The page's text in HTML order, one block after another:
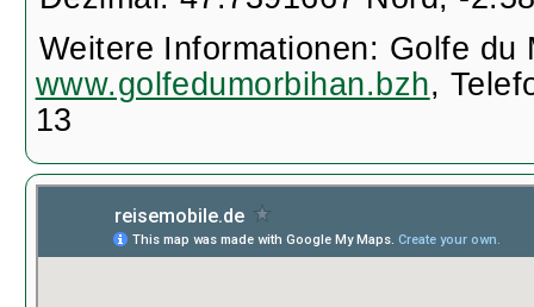
Weitere Informationen: Golfe du
www.golfedumorbihan.bzh,
13